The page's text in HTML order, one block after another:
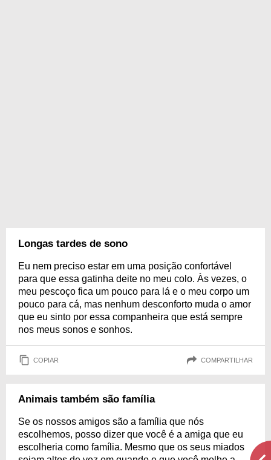
Longas tardes de sono
Eu nem preciso estar em uma posição confortável
para que essa gatinha deite no meu colo. Às vezes, o
meu pescoço fica um pouco para lá e o meu corpo um
pouco para cá, mas nenhum desconforto muda o amor
que eu sinto por essa companheira que está sempre
nos meus sonos e sonhos.
COPIAR COMPARTILHAR
Animais também são família
Se os nossos amigos são a família que nós
escolhemos, posso dizer que você é a amiga que eu
escolheria como família. Mesmo que os seus miados